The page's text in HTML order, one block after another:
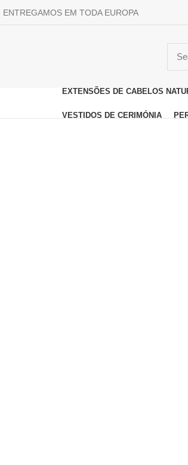
ENTREGAMOS EM TODA EUROPA
EXTENSÕES DE CABELOS
VESTIDOS DE CERIMÓNIA